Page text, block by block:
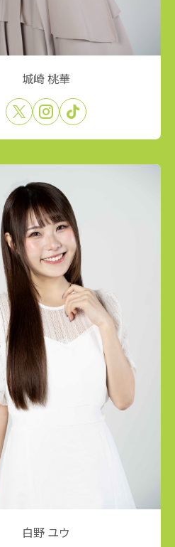
城崎 桃華
白野 ユウ